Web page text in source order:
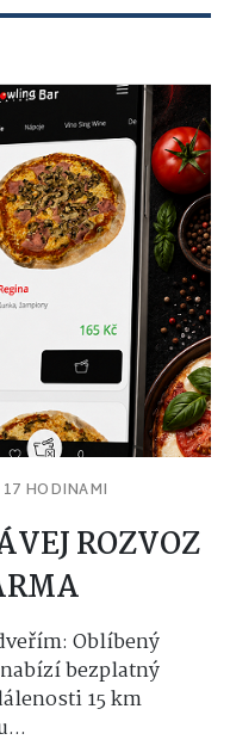
17 HODINAMI
ROZVOZ
Oblíbený
bezplatný
15 km